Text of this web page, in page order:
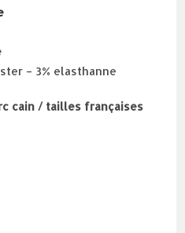
– 3% elasthanne
cain / tailles françaises